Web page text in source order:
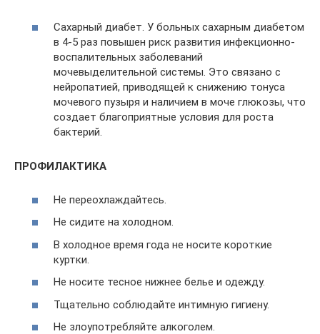
Сахарный диабет. У больных сахарным диабетом
в 4-5 раз повышен риск развития инфекционно-
воспалительных заболеваний
мочевыделительной системы. Это связано с
нейропатией, приводящей к снижению тонуса
мочевого пузыря и наличием в моче глюкозы, что
создает благоприятные условия для роста
бактерий.
ПРОФИЛАКТИКА
Не переохлаждайтесь.
Не сидите на холодном.
В холодное время года не носите короткие
куртки.
Не носите тесное нижнее белье и одежду.
Тщательно соблюдайте интимную гигиену.
Не злоупотребляйте алкоголем.